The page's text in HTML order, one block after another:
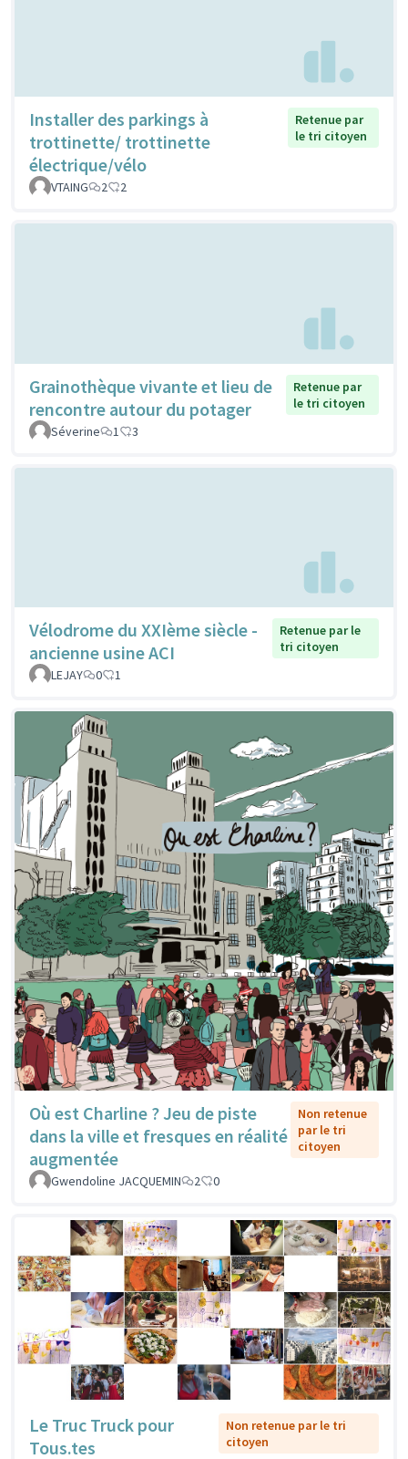
Installer des parkings à
trottinette/ trottinette
électrique/vélo
Retenue par
le tri citoyen
VTAING 2 2
Grainothèque vivante et lieu de
rencontre autour du potager
Retenue par
le tri citoyen
Séverine
1 3
Vélodrome du XXIème siècle -
ancienne usine ACI
Retenue par le
tri citoyen
LEJAY
0 1
Où est Charline ? Jeu de piste
dans la ville et fresques en réalité
augmentée
Non retenue
par le tri
citoyen
Gwendoline JACQUEMIN 2 0
Le Truc Truck pour
Tous.tes
Non retenue par le tri
citoyen